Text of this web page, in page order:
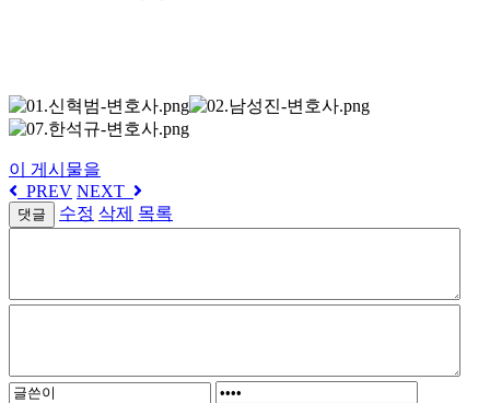
이 게시물을
PREV NEXT
댓글 수정 삭제 목록